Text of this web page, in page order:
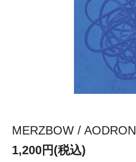
MERZBOW / AODRON
1,200円(税込)